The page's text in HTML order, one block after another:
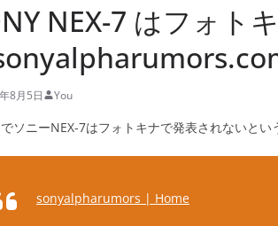
NEX-7 はフォト
8月5日 You
ソニーNEX-7はフォトキナで発表されないとい
sonyalpharumors | Home